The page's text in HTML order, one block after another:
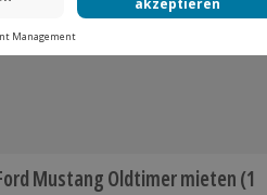
Mustang Oldtimer mieten (1